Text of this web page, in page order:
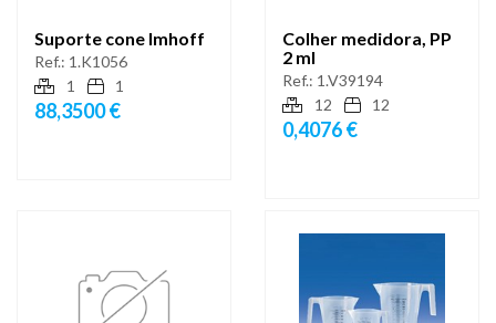
Suporte cone Imhoff
Ref.: 1.K1056
1
1
88,3500 €
Colher medidora, PP
2 ml
Ref.: 1.V39194
12
12
0,4076 €